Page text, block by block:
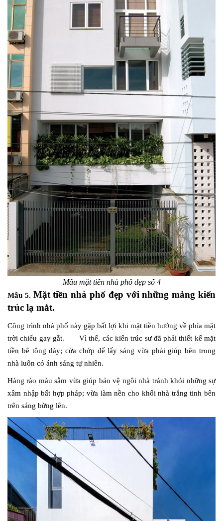
Mẫu mặt tiền nhà phố đẹp số 4
Mẫu 5. Mặt tiền nhà phố đẹp với những mảng kiến
trúc lạ mắt.
Công trình nhà phố này gặp bất lợi khi mặt tiền hướng về phía mặt
trời chiếu gay gắt. Vì thế, các kiến trúc sư đã phải thiết kế mặt
tiền bê tông dày; cửa chớp để lấy sáng vừa phải giúp bên trong
nhà luôn có ánh sáng tự nhiên.
Hàng rào màu sẫm vừa giúp bảo vệ ngôi nhà tránh khỏi những sự
xâm nhập bất hợp pháp; vừa làm nền cho khối nhà trắng tinh bên
trên sáng bừng lên.